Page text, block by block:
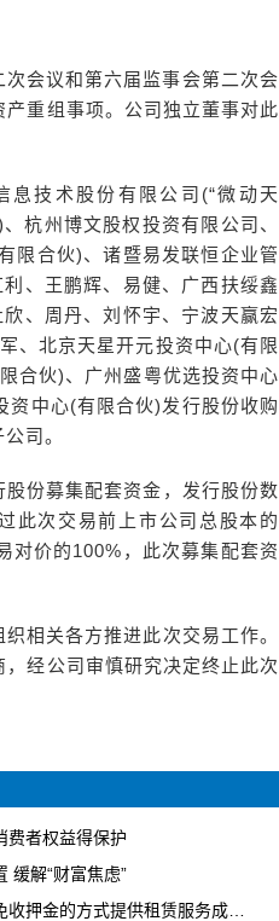
会议和第六届监事会第二次会
重组事项。公司独立董事对此
技术股份有限公司(“微动天
杭州博文股权投资有限公司、
限合伙)、诸暨易发联恒企业管
、王鹏辉、易健、广西扶绥鑫
、周丹、刘怀宇、宁波天赢宏
、北京天星开元投资中心(有限
合伙)、广州盛粤优选投资中心
中心(有限合伙)发行股份收购
司。
份募集配套资金，发行股份数
此次交易前上市公司总股本的
对价的100%，此次募集配套资
相关各方推进此次交易工作。
经公司审慎研究决定终止此次
费者权益得保护
缓解“财富焦虑”
押金的方式提供租赁服务成主流